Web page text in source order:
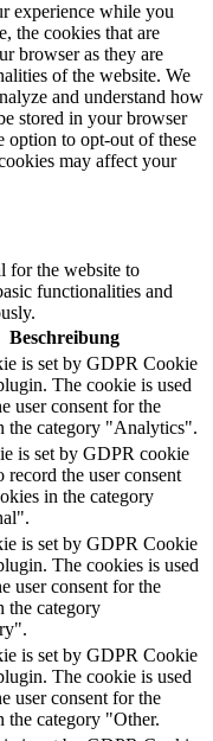
experience while you
the cookies that are
browser as they are
of the website. We
and understand how
stored in your browser
option to opt-out of these
may affect your
for the website to
functionalities and
Beschreibung
is set by GDPR Cookie
The cookie is used
user consent for the
the category "Analytics".
is set by GDPR cookie
record the user consent
in the category
is set by GDPR Cookie
The cookies is used
user consent for the
the category
is set by GDPR Cookie
The cookie is used
user consent for the
the category "Other.